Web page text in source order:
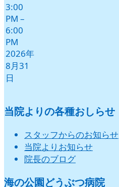
3:00
PM –
6:00
PM
2026年
8月31
日
当院よりの各種おしらせ
スタッフからのお知らせ
当院よりお知らせ
院長のブログ
海の公園どうぶつ病院